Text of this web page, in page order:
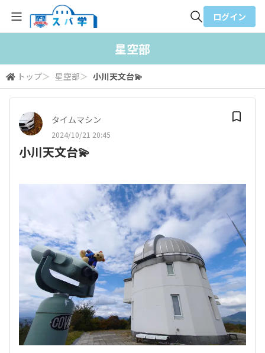
検索
ログイン
星空部
トップ＞ 星空部＞ 小川天文台💫
タイムマシン
2024/10/21 20:45
小川天文台💫